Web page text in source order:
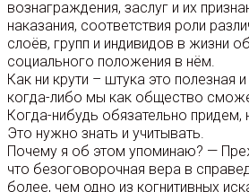
вознаграждения, заслуг и их
наказания, соответствия роли
слоёв, групп и индивидов в жизни
социального положения в нём.
Как ни крути – штука это полезная
когда-либо мы как общество
Когда-нибудь обязательно
Это нужно знать и учитывать.
Почему я об этом упоминаю? —
что безоговорочная вера в
более, чем одно из когнитивных